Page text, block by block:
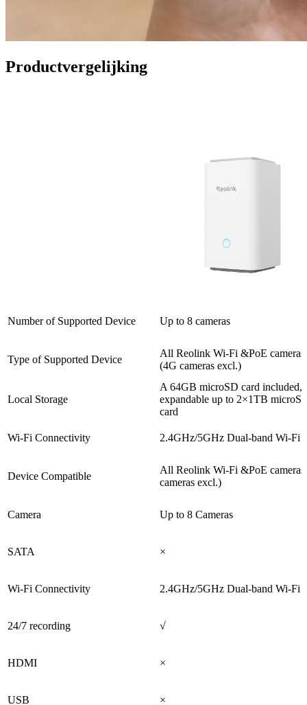
Productvergelijking
Number of Supported Device Up to 8 cameras
Type of Supported Device
All Reolink Wi-Fi &PoE cameras
(4G cameras excl.)
Local Storage
A 64GB microSD card included,
expandable up to 2×1TB
card
Wi-Fi Connectivity 2.4GHz/5GHz Dual-band Wi-Fi
Device Compatible
All Reolink Wi-Fi &PoE
cameras excl.)
Camera Up to 8 Cameras
SATA ×
Wi-Fi Connectivity 2.4GHz/5GHz Dual-band Wi-Fi
24/7 recording √
HDMI ×
USB ×